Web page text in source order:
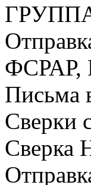
ФСРАР,
Письма
Сверки
Сверка